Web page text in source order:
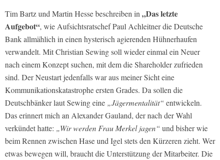
Tim Bartz und Martin Hesse beschreiben in „Das letzte
Aufgebot“, wie Aufsichtsratschef Paul Achleitner die Deutsche
Bank allmählich in einen hysterisch agierenden Hühnerhaufen
verwandelt. Mit Christian Sewing soll wieder einmal ein Neuer
nach einem Konzept suchen, mit dem die Shareholder zufrieden
sind. Der Neustart jedenfalls war aus meiner Sicht eine
Kommunikationskatastrophe ersten Grades. Da sollen die
Deutschbänker laut Sewing eine „Jägermentalität“ entwickeln.
Das erinnert mich an Alexander Gauland, der nach der Wahl
verkündet hatte: „Wir werden Frau Merkel jagen“ und bisher wie
beim Rennen zwischen Hase und Igel stets den Kürzeren zieht. Wer
etwas bewegen will, braucht die Unterstützung der Mitarbeiter. Die